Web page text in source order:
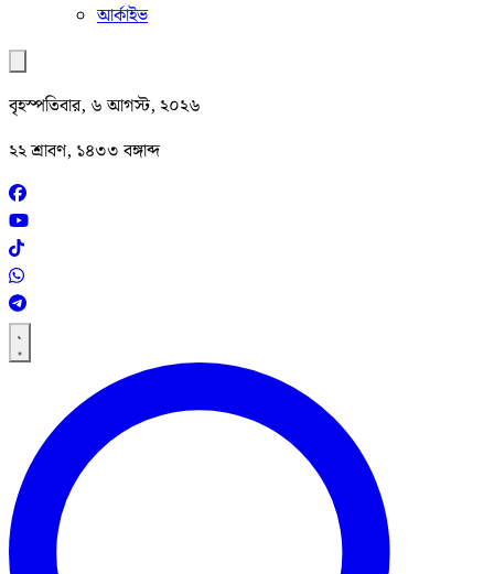
আর্কাইভ
বৃহস্পতিবার, ৬ আগস্ট, ২০২৬
২২ শ্রাবণ, ১৪৩৩ বঙ্গাব্দ